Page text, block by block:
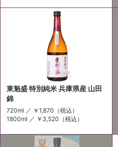
東魁盛 特別純米 兵庫県産 山田
錦
720ml ／ ￥1,870 （税込）
1800ml ／ ￥3,520 （税込）